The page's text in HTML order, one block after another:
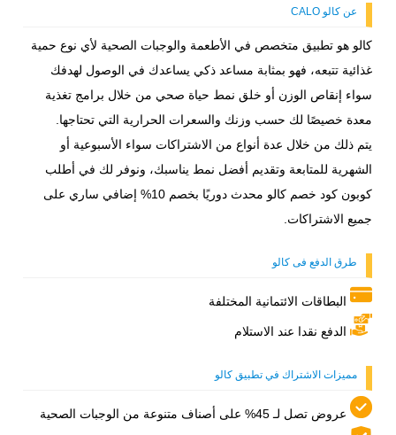
عن كالو CALO
كالو هو تطبيق متخصص في الأطعمة والوجبات الصحية لأي نوع حمية
غذائية تتبعه، فهو بمثابة مساعد ذكي يساعدك في الوصول لهدفك
سواء إنقاص الوزن أو خلق نمط حياة صحي من خلال برامج تغذية
معدة خصيصًا لك حسب وزنك والسعرات الحرارية التي تحتاجها.
يتم ذلك من خلال عدة أنواع من الاشتراكات سواء الأسبوعية أو
الشهرية للمتابعة وتقديم أفضل نمط يناسبك، ونوفر لك في أطلب
كوبون كود خصم كالو محدث دوريًا بخصم 10% إضافي ساري على
جميع الاشتراكات.
طرق الدفع فى كالو
البطاقات الائتمانية المختلفة
الدفع نقدا عند الاستلام
مميزات الاشتراك في تطبيق كالو
عروض تصل لـ 45% على أصناف متنوعة من الوجبات الصحية